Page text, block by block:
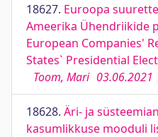
18627. Euroopa
Ameerika Ühendriikide
European Companies'
States` Presidential
Toom, Mari 03.06.2021
18628. Äri- ja
kasumlikkuse mooduli